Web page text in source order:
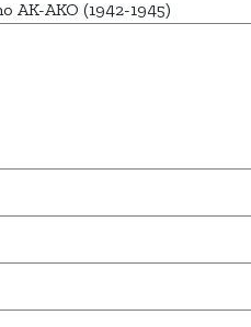
AK-AKO (1942-1945)